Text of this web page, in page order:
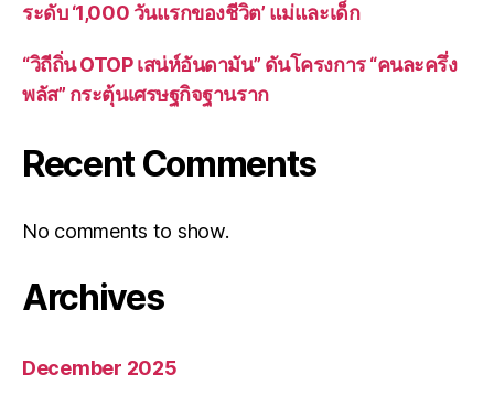
ระดับ ‘1,000 วันแรกของชีวิต’ แม่และเด็ก
“วิถีถิ่น OTOP เสน่ห์อันดามัน” ดันโครงการ “คนละครึ่ง
พลัส” กระตุ้นเศรษฐกิจฐานราก
Recent Comments
No comments to show.
Archives
December 2025